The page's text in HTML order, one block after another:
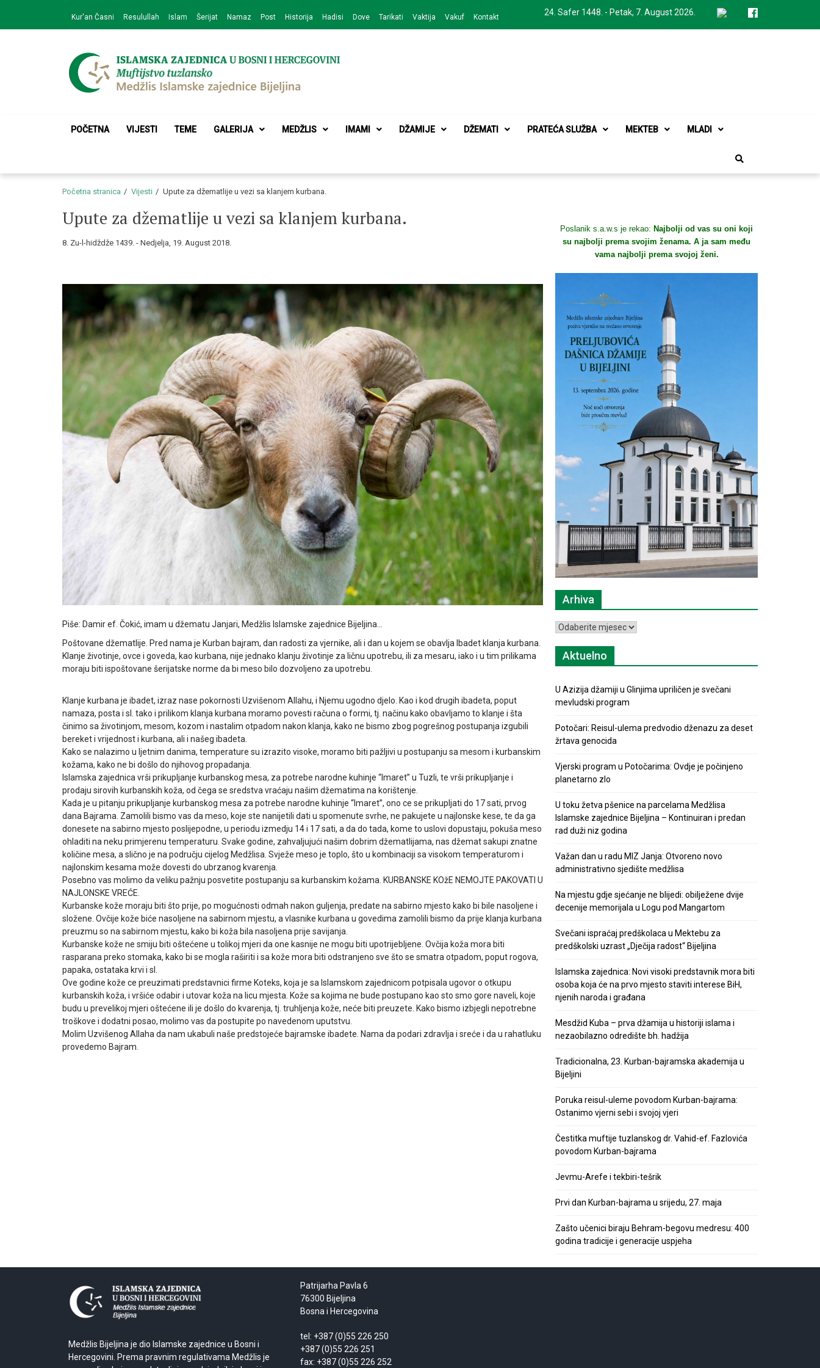
navigation
content
24. Safer 1448. - Petak, 7. August 2026.
Kur'an Časni Resulullah Islam Šerijat Namaz Post Historija Hadisi Dove Tarikati Vaktija Vakuf Kontakt
Medžlis Islamske zajednice Bijeljina
POČETNA VIJESTI TEME GALERIJA MEDŽLIS IMAMI DŽAMIJE DŽEMATI PRATEĆA SLUŽBA MEKTEB MLADI
Početna stranica Vijesti Upute za džematlije u vezi sa klanjem kurbana.
Upute za džematlije u vezi sa klanjem kurbana.
8. Zu-l-hidždže 1439. - Nedjelja, 19. August 2018.
Piše: Damir ef. Čokić, imam u džematu Janjari, Medžlis Islamske zajednice Bijeljina…
Poštovane džematlije. Pred nama je Kurban bajram, dan radosti za vjernike, ali i dan u kojem se obavlja Ibadet klanja kurbana.
Klanje životinje, ovce i goveda, kao kurbana, nije jednako klanju životinje za ličnu upotrebu, ili za mesaru, iako i u tim prilikama
moraju biti ispoštovane šerijatske norme da bi meso bilo dozvoljeno za upotrebu.
Klanje kurbana je ibadet, izraz nase pokornosti Uzvišenom Allahu, i Njemu ugodno djelo. Kao i kod drugih ibadeta, poput
namaza, posta i sl. tako i prilikom klanja kurbana moramo povesti računa o formi, tj. načinu kako obavljamo to klanje i šta
činimo sa životinjom, mesom, kozom i nastalim otpadom nakon klanja, kako ne bismo zbog pogrešnog postupanja izgubili
bereket i vrijednost i kurbana, ali i našeg ibadeta.
Kako se nalazimo u ljetnim danima, temperature su izrazito visoke, moramo biti pažljivi u postupanju sa mesom i kurbanskim
kožama, kako ne bi došlo do njihovog propadanja.
Islamska zajednica vrši prikupljanje kurbanskog mesa, za potrebe narodne kuhinje “Imaret” u Tuzli, te vrši prikupljanje i
prodaju sirovih kurbanskih koža, od čega se sredstva vraćaju našim džematima na korištenje.
Kada je u pitanju prikupljanje kurbanskog mesa za potrebe narodne kuhinje “Imaret”, ono ce se prikupljati do 17 sati, prvog
dana Bajrama. Zamolili bismo vas da meso, koje ste nanijetili dati u spomenute svrhe, ne pakujete u najlonske kese, te da ga
donesete na sabirno mjesto poslijepodne, u periodu izmedju 14 i 17 sati, a da do tada, kome to uslovi dopustaju, pokuša meso
ohladiti na neku primjerenu temperaturu. Svake godine, zahvaljujući našim dobrim džematlijama, nas džemat sakupi znatne
količine mesa, a slično je na području cijelog Medžlisa. Svježe meso je toplo, što u kombinaciji sa visokom temperaturom i
najlonskim kesama može dovesti do ubrzanog kvarenja.
Posebno vas molimo da veliku pažnju posvetite postupanju sa kurbanskim kožama. KURBANSKE KOžE NEMOJTE PAKOVATI U
NAJLONSKE VREĆE.
Kurbanske kože moraju biti što prije, po mogućnosti odmah nakon guljenja, predate na sabirno mjesto kako bi bile nasoljene i
složene. Ovčije kože biće nasoljene na sabirnom mjestu, a vlasnike kurbana u govedima zamolili bismo da prije klanja kurbana
preuzmu so na sabirnom mjestu, kako bi koža bila nasoljena prije savijanja.
Kurbanske kože ne smiju biti oštećene u tolikoj mjeri da one kasnije ne mogu biti upotrijebljene. Ovčija koža mora biti
rasparana preko stomaka, kako bi se mogla raširiti i sa kože mora biti odstranjeno sve što se smatra otpadom, poput rogova,
papaka, ostataka krvi i sl.
Ove godine kože ce preuzimati predstavnici firme Koteks, koja je sa Islamskom zajednicom potpisala ugovor o otkupu
kurbanskih koža, i vršiće odabir i utovar koža na licu mjesta. Kože sa kojima ne bude postupano kao sto smo gore naveli, koje
budu u prevelikoj mjeri oštećene ili je došlo do kvarenja, tj. truhljenja kože, neće biti preuzete. Kako bismo izbjegli nepotrebne
troškove i dodatni posao, molimo vas da postupite po navedenom uputstvu.
Molim Uzvišenog Allaha da nam ukabuli naše predstojeće bajramske ibadete. Nama da podari zdravlja i sreće i da u rahatluku
provedemo Bajram.
Poslanik s.a.w.s je rekao: Najbolji od vas su oni koji
su najbolji prema svojim ženama. A ja sam među
vama najbolji prema svojoj ženi.
Arhiva
Arhiva
Aktuelno
U Azizija džamiji u Glinjima upriličen je svečani
mevludski program
Potočari: Reisul-ulema predvodio dženazu za deset
žrtava genocida
Vjerski program u Potočarima: Ovdje je počinjeno
planetarno zlo
U toku žetva pšenice na parcelama Medžlisa
Islamske zajednice Bijeljina – Kontinuiran i predan
rad duži niz godina
Važan dan u radu MIZ Janja: Otvoreno novo
administrativno sjedište medžlisa
Na mjestu gdje sjećanje ne blijedi: obilježene dvije
decenije memorijala u Logu pod Mangartom
Svečani ispraćaj predškolaca u Mektebu za
predškolski uzrast „Dječija radost“ Bijeljina
Islamska zajednica: Novi visoki predstavnik mora biti
osoba koja će na prvo mjesto staviti interese BiH,
njenih naroda i građana
Mesdžid Kuba – prva džamija u historiji islama i
nezaobilazno odredište bh. hadžija
Tradicionalna, 23. Kurban-bajramska akademija u
Bijeljini
Poruka reisul-uleme povodom Kurban-bajrama:
Ostanimo vjerni sebi i svojoj vjeri
Čestitka muftije tuzlanskog dr. Vahid-ef. Fazlovića
povodom Kurban-bajrama
Jevmu-Arefe i tekbiri-tešrik
Prvi dan Kurban-bajrama u srijedu, 27. maja
Zašto učenici biraju Behram-begovu medresu: 400
godina tradicije i generacije uspjeha
Medžlis Bijeljina je dio Islamske zajednice u Bosni i
Hercegovini. Prema pravnim regulativama Medžlis je
Patrijarha Pavla 6
76300 Bijeljina
Bosna i Hercegovina
tel: +387 (0)55 226 250
+387 (0)55 226 251
fax: +387 (0)55 226 252